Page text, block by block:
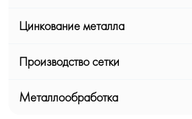
Цинкование металла
Производство сетки
Металлообработка